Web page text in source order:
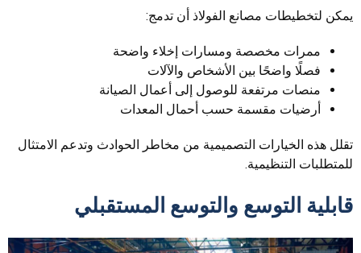
يمكن لتخطيطات مصانع الفولاذ أن تدمج:
ممرات مخصصة ومسارات إخلاء واضحة
فصلًا واضحًا بين الأشخاص والآلات
منصات مرتفعة للوصول إلى أعمال الصيانة
أرضيات مقسمة حسب أحمال المعدات
تقلل هذه الخيارات التصميمية من مخاطر الحوادث وتدعم الامتثال
للمتطلبات التنظيمية.
قابلية التوسع والتوسع المستقبلي